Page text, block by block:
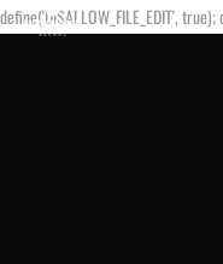
define('DISALLOW_FILE_EDIT',